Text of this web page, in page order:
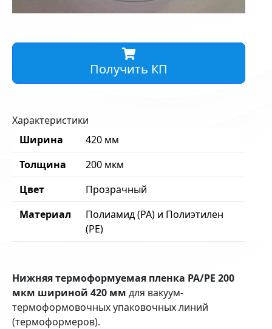
Получить КП
Характеристики
Ширина
420 мм
Толщина
200 мкм
Цвет
Прозрачный
Материал
Полиамид (PA) и Полиэтилен
(PE)
Нижняя термоформуемая пленка PA/PE 200
мкм шириной 420 мм для вакуум-
термоформовочных упаковочных линий
(термоформеров).